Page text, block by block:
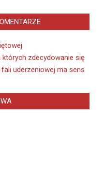
zdecydowanie się
uderzeniowej ma sens